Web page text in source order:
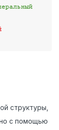
структуры,
с помощью